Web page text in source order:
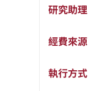
研究助理
經費來源
執行方式